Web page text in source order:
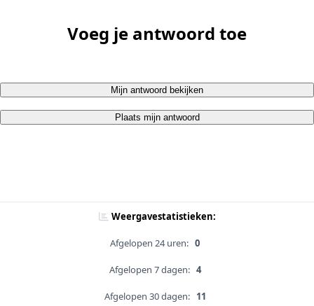
Voeg je antwoord toe
Mijn antwoord bekijken
Plaats mijn antwoord
Weergavestatistieken:
Afgelopen 24 uren: 0
Afgelopen 7 dagen: 4
Afgelopen 30 dagen: 11